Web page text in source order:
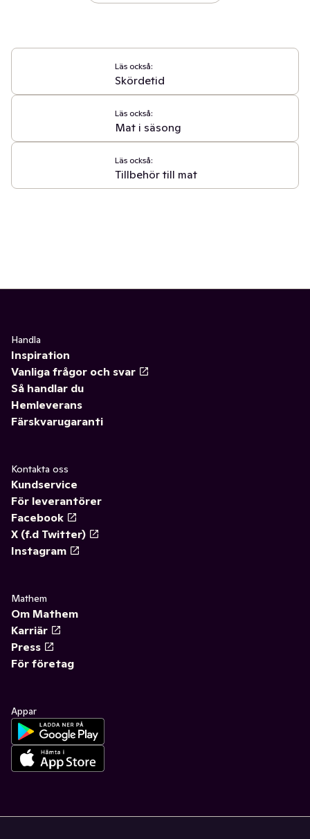
Läs också:
Skördetid
Läs också:
Mat i säsong
Läs också:
Tillbehör till mat
Handla
Inspiration
Vanliga frågor och svar
Så handlar du
Hemleverans
Färskvarugaranti
Kontakta oss
Kundservice
För leverantörer
Facebook
X (f.d Twitter)
Instagram
Mathem
Om Mathem
Karriär
Press
För företag
Appar